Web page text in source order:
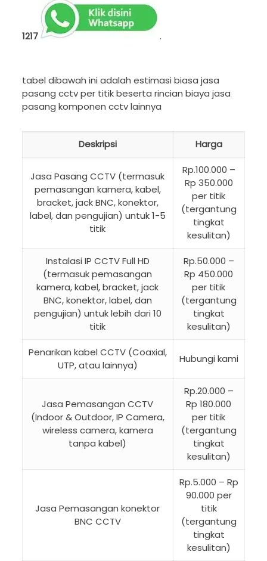
1217 .
tabel dibawah ini adalah estimasi biasa jasa
pasang cctv per titik beserta rincian biaya jasa
pasang komponen cctv lainnya
Deskripsi Harga
Jasa Pasang CCTV (termasuk
pemasangan kamera, kabel,
bracket, jack BNC, konektor,
label, dan pengujian) untuk 1-5
titik
Rp.100.000 –
Rp 350.000
per titik
(tergantung
tingkat
kesulitan)
Instalasi IP CCTV Full HD
(termasuk pemasangan
kamera, kabel, bracket, jack
BNC, konektor, label, dan
pengujian) untuk lebih dari 10
titik
Rp.50.000 –
Rp 450.000
per titik
(tergantung
tingkat
kesulitan)
Penarikan kabel CCTV (Coaxial,
UTP, atau lainnya)
Hubungi kami
Jasa Pemasangan CCTV
(Indoor & Outdoor, IP Camera,
wireless camera, kamera
tanpa kabel)
Rp.20.000 –
Rp 180.000
per titik
(tergantung
tingkat
kesulitan)
Jasa Pemasangan konektor
BNC CCTV
Rp.5.000 – Rp
90.000 per
titik
(tergantung
tingkat
kesulitan)